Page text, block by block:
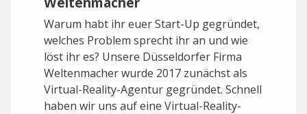
Warum habt ihr euer Start-Up gegründet,
welches Problem sprecht ihr an und wie
löst ihr es? Unsere Düsseldorfer Firma
Weltenmacher wurde 2017 zunächst als
Virtual-Reality-Agentur gegründet. Schnell
haben wir uns auf eine Virtual-Reality-